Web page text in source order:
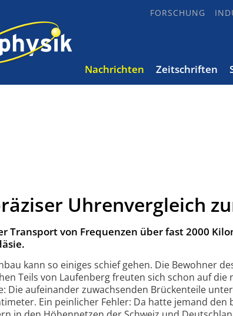
FORSCHUNG
Nachrichten Zeitschriften
Uhrenvergleich
Transport von Frequenzen über fast 2000
kann so einiges schief gehen. Die Bewohner
Teils von Laufenberg freuten sich schon auf
Die aufeinander zuwachsenden Brückenteile
Ein peinlicher Fehler: Da hatte jemand